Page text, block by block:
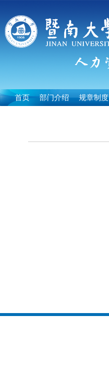
首页 部门介绍 规章制度